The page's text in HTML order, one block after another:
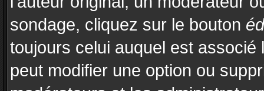
sondage, cliquez sur le bouton
toujours celui auquel est associé
peut modifier une option ou